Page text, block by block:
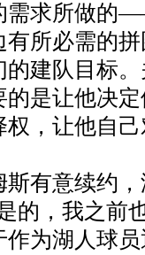
需求所做的
所必需的
建队目标
是让他决
，让他自
有意续约，
的，我之前
为湖人球